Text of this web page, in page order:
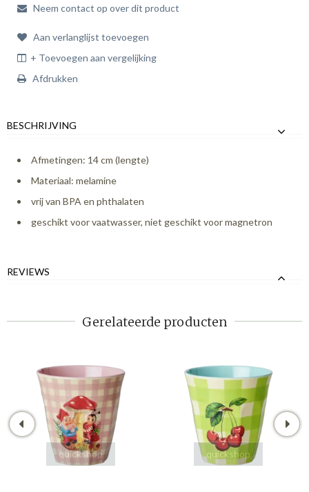
Neem contact op over dit product
Aan verlanglijst toevoegen
+ Toevoegen aan vergelijking
Afdrukken
BESCHRIJVING
Afmetingen: 14 cm (lengte)
Materiaal: melamine
vrij van BPA en phthalaten
geschikt voor vaatwasser, niet geschikt voor magnetron
REVIEWS
Gerelateerde producten
quickshop quickshop